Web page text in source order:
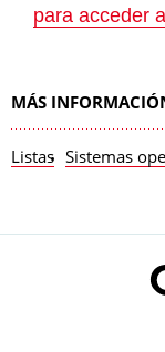
para acceder
MÁS
Listas Sistemas